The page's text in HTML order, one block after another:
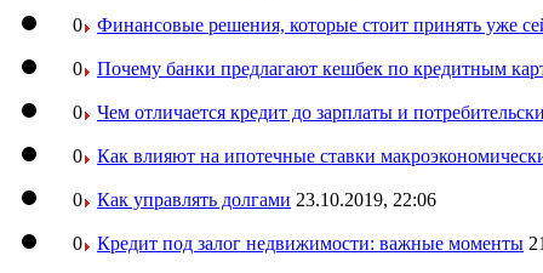
0 Финансовые решения, которые стоит принять уже
0 Почему банки предлагают кешбек по кредитным
0 Чем отличается кредит до зарплаты и
0 Как влияют на ипотечные ставки
0 Как управлять долгами 23.10.2019, 22:06
0 Кредит под залог недвижимости: важные моменты